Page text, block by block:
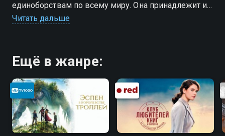
единоборствам по всему миру. Она принадлежит и
управляется Zuffa, дочерней компанией Endeavor
Читать дальше
Ещё в жанре: